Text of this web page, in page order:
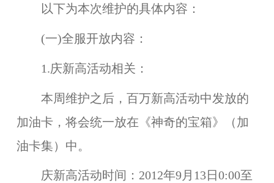
以下为本次维护的具体内容：
(一)全服开放内容：
1.庆新高活动相关：
本周维护之后， 百万新高活动中发放的
加油卡，将会统一放在《神奇的宝箱》（加
油卡集） 中。
庆新高活动时间： 2012年9月13日0:00至